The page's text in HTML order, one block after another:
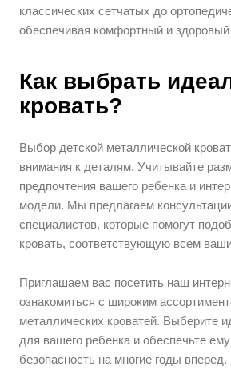
классических сетчатых до
обеспечивая комфортный и здоровый
Как выбрать
кровать?
Выбор детской металлической
внимания к деталям. Учитывайте
предпочтения вашего ребенка и
модели. Мы предлагаем
специалистов, которые помогут
кровать, соответствующую всем
Приглашаем вас посетить наш
ознакомиться с широким
металлических кроватей. Выберите
для вашего ребенка и обеспечьте
безопасность на многие годы